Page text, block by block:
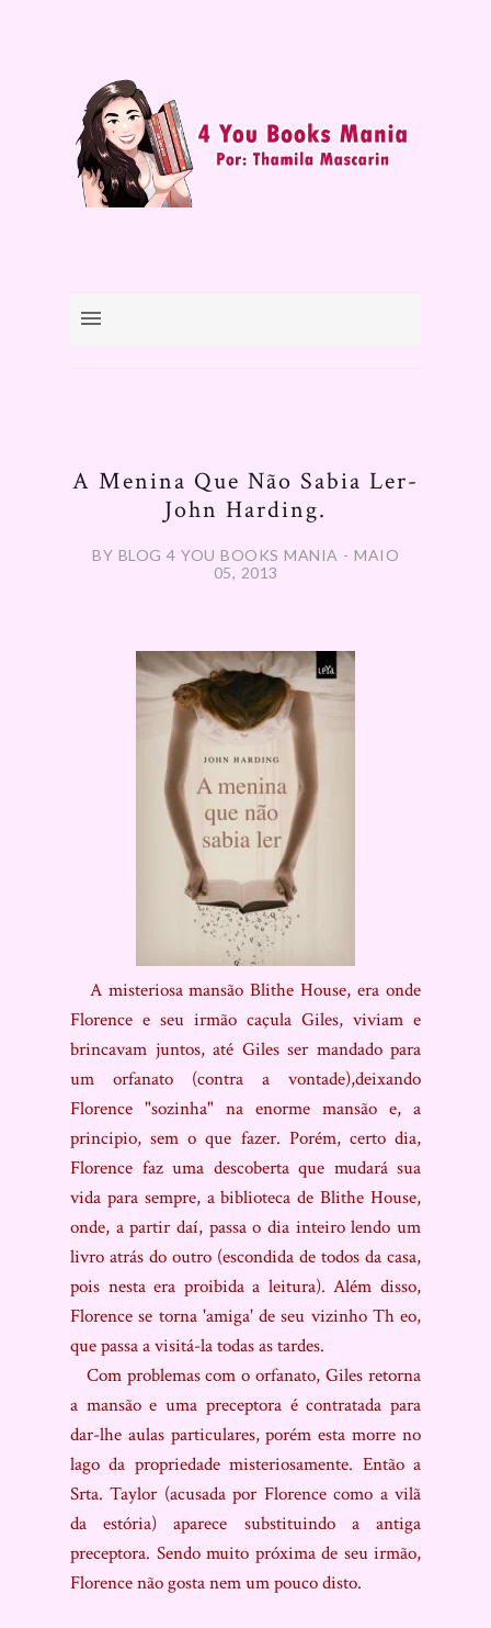
A Menina Que Não Sabia Ler-
John Harding.
BY BLOG 4 YOU BOOKS MANIA - MAIO
05, 2013
A misteriosa mansão Blithe House, era onde
Florence e seu irmão caçula Giles, viviam e
brincavam juntos, até Giles ser mandado para
um orfanato (contra a vontade),deixando
Florence "sozinha" na enorme mansão e, a
principio, sem o que fazer. Porém, certo dia,
Florence faz uma descoberta que mudará sua
vida para sempre, a biblioteca de Blithe House,
onde, a partir daí, passa o dia inteiro lendo um
livro atrás do outro (escondida de todos da casa,
pois nesta era proibida a leitura). Além disso,
Florence se torna 'amiga' de seu vizinho Th eo,
que passa a visitá-la todas as tardes.
Com problemas com o orfanato, Giles retorna
a mansão e uma preceptora é contratada para
dar-lhe aulas particulares, porém esta morre no
lago da propriedade misteriosamente. Então a
Srta. Taylor (acusada por Florence como a vilã
da estória) aparece substituindo a antiga
preceptora. Sendo muito próxima de seu irmão,
Florence não gosta nem um pouco disto.